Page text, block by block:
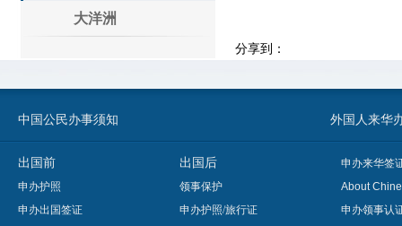
大洋洲
分享到：
中国公民办事须知 外国人来华
出国前
申办护照
申办出国签证
出国后
领事保护
申办护照/旅行证
申办来华签
About
申办领事认